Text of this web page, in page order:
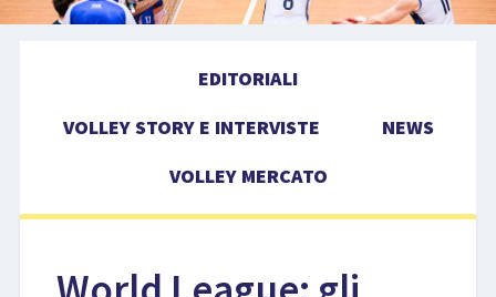
EDITORIALI
VOLLEY MERCATO
COMPETIZIONI
EDITORIALI
VOLLEY STORY E INTERVISTE
NEWS
VOLLEY MERCATO